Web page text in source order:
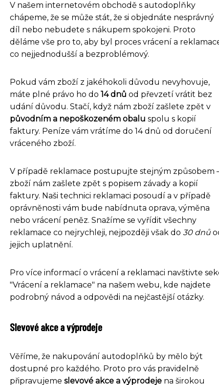
V našem internetovém obchodě s autodoplňky
chápeme, že se může stát, že si objednáte nesprávný
díl nebo nebudete s nákupem spokojeni. Proto
děláme vše pro to, aby byl proces vrácení a
co nejjednodušší a bezproblémový.
Pokud vám zboží z jakéhokoli důvodu nevyhovuje,
máte plné právo ho do 14 dnů od převzetí vrátit bez
udání důvodu. Stačí, když nám zboží zašlete zpět v
původním a nepoškozeném obalu spolu s kopií
faktury. Peníze vám vrátíme do 14 dnů od doručení
vráceného zboží.
V případě reklamace postupujte stejným způsobem
zboží nám zašlete zpět s popisem závady a kopií
faktury. Naši technici reklamaci posoudí a v případě
oprávněnosti vám bude nabídnuta oprava, výměna
nebo vrácení peněz. Snažíme se vyřídit všechny
reklamace co nejrychleji, nejpozději však do 30 dnů
jejich uplatnění.
Pro více informací o vrácení a reklamaci navštivte
"Vrácení a reklamace" na našem webu, kde najdete
podrobný návod a odpovědi na nejčastější otázky.
Slevové akce a výprodeje
Věříme, že nakupování autodoplňků by mělo být
dostupné pro každého. Proto pro vás pravidelně
připravujeme slevové akce a výprodeje na širokou